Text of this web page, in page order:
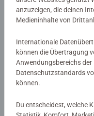
Richtlinien für
anzuzeigen, die deinen
Medieninhalte von
Internationale
können die Übertragung
Anwendungsbereichs der
Datenschutzstandards
können.
Du entscheidest, welche